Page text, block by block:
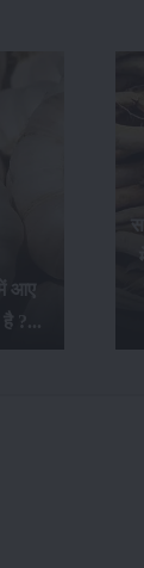
होगा